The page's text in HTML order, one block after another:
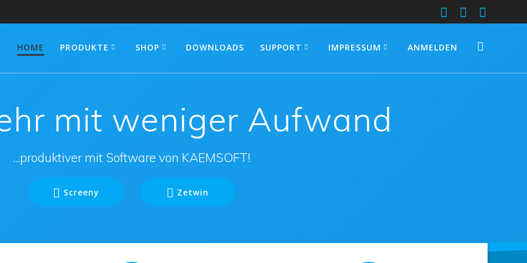
HOME PRODUKTE SHOP DOWNLOADS SUPPORT IMPRESSUM ANMELDEN
mit weniger Aufwand
...produktiver mit Software von KAEMSOFT!
Screeny Zetwin